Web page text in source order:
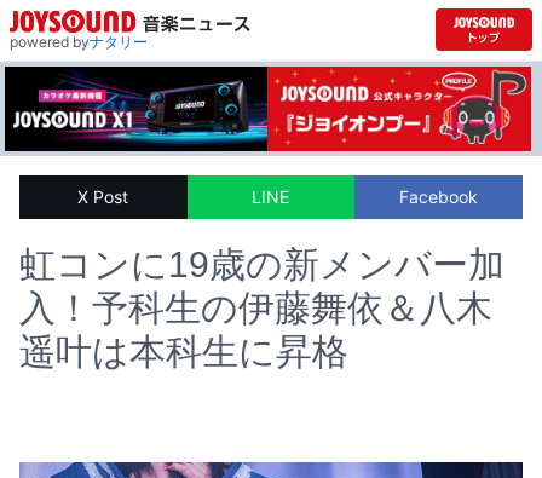
powered byナタリー
X Post LINE Facebook
虹コンに19歳の新メンバー加
入！予科生の伊藤舞依＆八木
遥叶は本科生に昇格